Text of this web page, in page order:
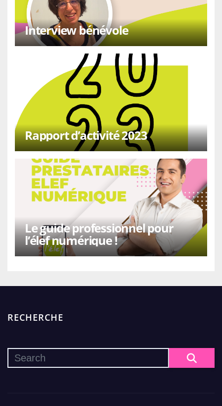
Interview bénévole
Rapport d’activité 2023
Le guide professionnel pour
l’élef numérique !
RECHERCHE